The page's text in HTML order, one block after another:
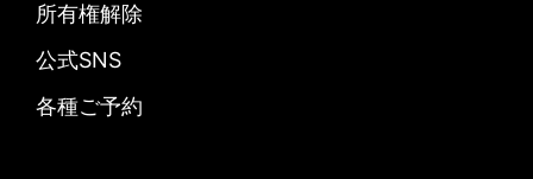
所有権解除
公式SNS
各種ご予約